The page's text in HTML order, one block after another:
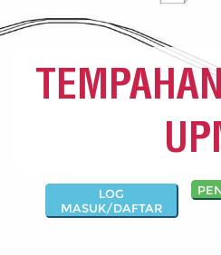
LOG
MASUK/DAFTAR